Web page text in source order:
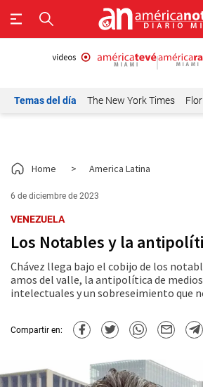
Temas del día The New York Times
Home > America Latina
6 de diciembre de 2023
VENEZUELA
Los Notables y la
Chávez llega bajo el cobijo de los
amos del valle, la antipolítica de
intelectuales y un sobreseimiento que
Compartir en: